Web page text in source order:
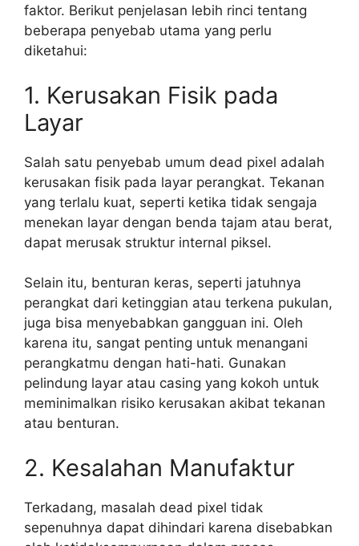
faktor. Berikut penjelasan lebih rinci tentang
beberapa penyebab utama yang perlu
diketahui:
1. Kerusakan Fisik pada
Layar
Salah satu penyebab umum dead pixel adalah
kerusakan fisik pada layar perangkat. Tekanan
yang terlalu kuat, seperti ketika tidak sengaja
menekan layar dengan benda tajam atau berat,
dapat merusak struktur internal piksel.
Selain itu, benturan keras, seperti jatuhnya
perangkat dari ketinggian atau terkena pukulan,
juga bisa menyebabkan gangguan ini. Oleh
karena itu, sangat penting untuk menangani
perangkatmu dengan hati-hati. Gunakan
pelindung layar atau casing yang kokoh untuk
meminimalkan risiko kerusakan akibat tekanan
atau benturan.
2. Kesalahan Manufaktur
Terkadang, masalah dead pixel tidak
sepenuhnya dapat dihindari karena disebabkan